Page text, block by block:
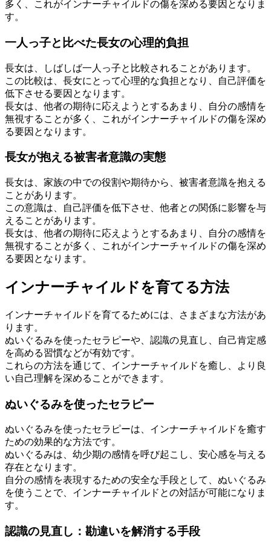
多く、これがインナーチャイルドの傷を深める要因となりま
す。
一人っ子と比べた長女の心理的負担
長女は、しばしば一人っ子と比較されることがあります。
この比較は、長女にとって心理的な負担となり、自己評価を
低下させる要因となります。
長女は、他者の期待に応えようとするあまり、自分の感情を
無視することが多く、これがインナーチャイルドの傷を深め
る要因となります。
長女が抱える被害者意識の実態
長女は、家族の中での役割や期待から、被害者意識を抱える
ことがあります。
この意識は、自己評価を低下させ、他者との関係に影響を与
えることがあります。
長女は、他者の期待に応えようとするあまり、自分の感情を
無視することが多く、これがインナーチャイルドの傷を深め
る要因となります。
インナーチャイルドを育てる方法
インナーチャイルドを育てるためには、さまざまな方法があ
ります。
ぬいぐるみを使ったセラピーや、認識の見直し、自己肯定感
を高める習慣などが有効です。
これらの方法を通じて、インナーチャイルドを癒し、より良
い自己理解を深めることができます。
ぬいぐるみを使ったセラピー
ぬいぐるみを使ったセラピーは、インナーチャイルドを癒す
ための効果的な方法です。
ぬいぐるみは、幼少期の感情を呼び起こし、安心感を与える
存在となります。
自分の感情を表現するための安全な手段として、ぬいぐるみ
を使うことで、インナーチャイルドとの対話が可能になりま
す。
認識の見直し：勘違いを解消する手段